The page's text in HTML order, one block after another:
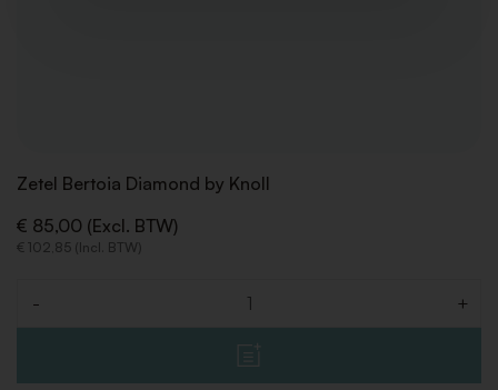
Zetel Bertoia Diamond by Knoll
€ 85,00 (Excl. BTW)
€ 102,85 (Incl. BTW)
- +